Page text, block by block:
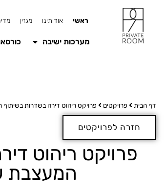
ראשי אודותינו מגזין
מערכות ישיבה
דף הבית פרויקטים פרויקט ריהוט דירה בשדרות בשיתוף
חזרה לפרויקטים
פרויקט ריהוט
המעצבת